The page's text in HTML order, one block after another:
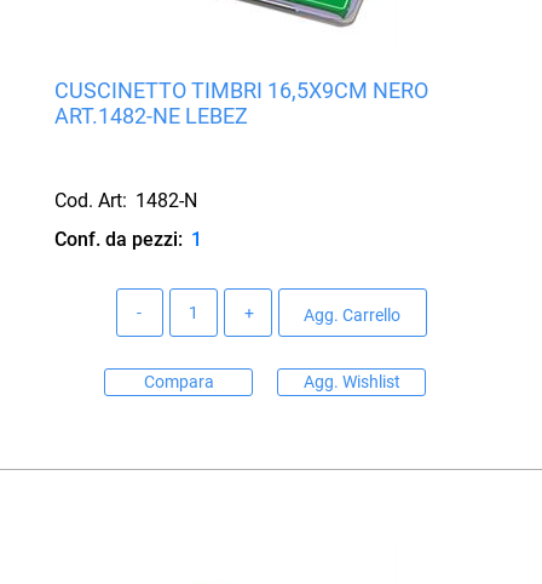
CUSCINETTO TIMBRI 16,5X9CM NERO
ART.1482-NE LEBEZ
Cod. Art: 1482-N
Conf. da pezzi: 1
Agg. Carrello
Compara Agg. Wishlist